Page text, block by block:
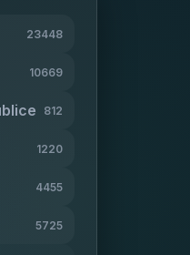
23448
10669
812
1220
4455
5725